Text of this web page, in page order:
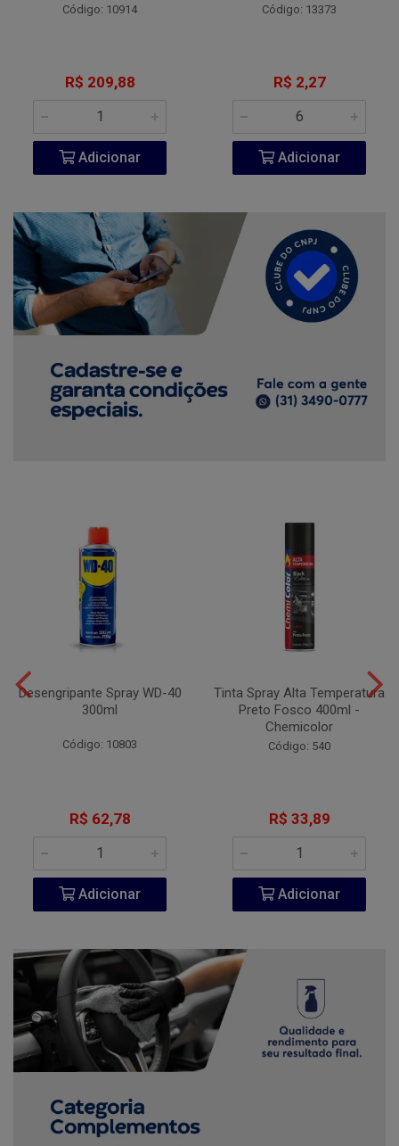
Código: 10914
R$ 209,88
Adicionar
Código: 13373
R$ 2,27
Adicionar
Desengripante Spray WD-40
300ml
Código: 10803
R$ 62,78
Adicionar
Tinta Spray Alta Temperatura
Preto Fosco 400ml -
Chemicolor
Código: 540
R$ 33,89
Adicionar